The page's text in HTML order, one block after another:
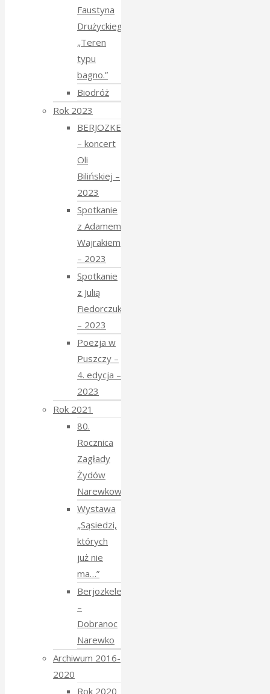
Faustyna
Drużyckiego
„Teren
typu
bagno.”
Biodróż
Rok 2023
BERJOZKELE
– koncert
Oli
Bilińskiej –
2023
Spotkanie
z Adamem
Wajrakiem
– 2023
Spotkanie
z Julią
Fiedorczuk
– 2023
Poezja w
Puszczy –
4. edycja –
2023
Rok 2021
80.
Rocznica
Zagłady
Żydów
Narewkowskich
Wystawa
„Sąsiedzi,
których
już nie
ma…”
Berjozkele
–
Dobranoc
Narewko
Archiwum 2016-
2020
Rok 2020